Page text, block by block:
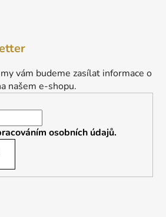
vám budeme zasílat informace o
našem e-shopu.
osobních údajů.